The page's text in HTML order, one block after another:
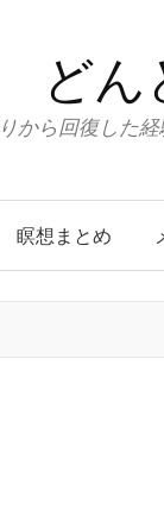
ど
から回復した
瞑想まとめ